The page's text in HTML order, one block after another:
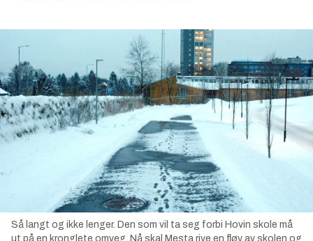
Så langt og ikke lenger. Den som vil ta seg forbi Hovin skole må
ut på en kronglete omveg. Nå skal Mesta rive en fløy av skolen og